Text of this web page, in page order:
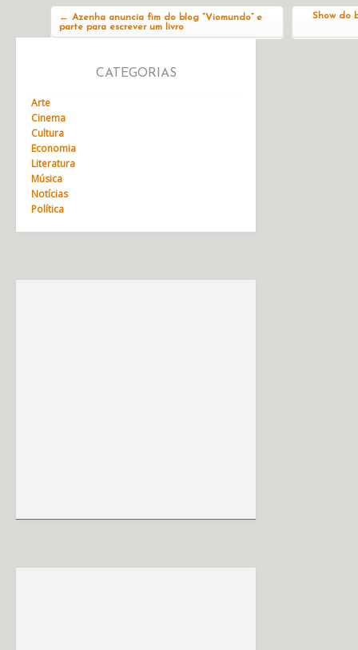
← Azenha anuncia fim do blog “Viomundo” e
parte para escrever um livro
Show do
CATEGORIAS
Arte
Cinema
Cultura
Economia
Literatura
Música
Notícias
Política